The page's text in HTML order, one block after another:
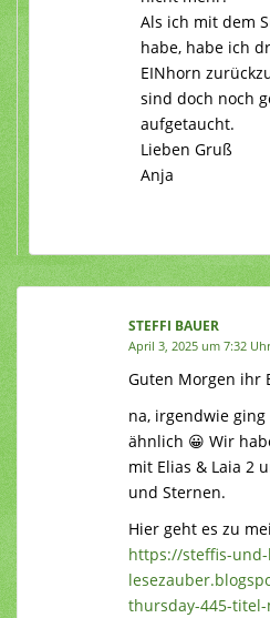
Als ich mit dem
habe, habe ich
EINhorn
sind doch noch
aufgetaucht.
Lieben Gruß
Anja
STEFFI BAUER
April 3, 2025 um 7:32 Uhr
Guten Morgen ihr
na, irgendwie
ähnlich 😀 Wir
mit Elias & Laia 2
und Sternen.
Hier geht es zu
https://steffis-und-
thursday-445-